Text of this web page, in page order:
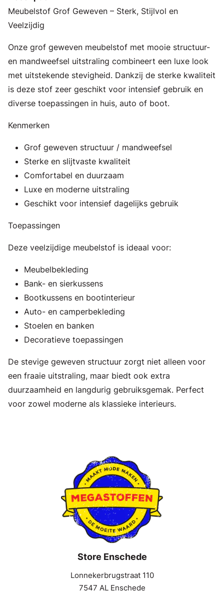
Meubelstof Grof Geweven – Sterk, Stijlvol en
Veelzijdig
Onze grof geweven meubelstof met mooie structuur-
en mandweefsel uitstraling combineert een luxe look
met uitstekende stevigheid. Dankzij de sterke kwaliteit
is deze stof zeer geschikt voor intensief gebruik en
diverse toepassingen in huis, auto of boot.
Kenmerken
Grof geweven structuur / mandweefsel
Sterke en slijtvaste kwaliteit
Comfortabel en duurzaam
Luxe en moderne uitstraling
Geschikt voor intensief dagelijks gebruik
Toepassingen
Deze veelzijdige meubelstof is ideaal voor:
Meubelbekleding
Bank- en sierkussens
Bootkussens en bootinterieur
Auto- en camperbekleding
Stoelen en banken
Decoratieve toepassingen
De stevige geweven structuur zorgt niet alleen voor
een fraaie uitstraling, maar biedt ook extra
duurzaamheid en langdurig gebruiksgemak. Perfect
voor zowel moderne als klassieke interieurs.
Store Enschede
Lonnekerbrugstraat 110
7547 AL Enschede